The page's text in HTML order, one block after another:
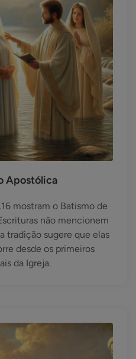
Apostólica
mostram o Batismo de
não mencionem
tradição sugere que elas
desde os primeiros
da Igreja.